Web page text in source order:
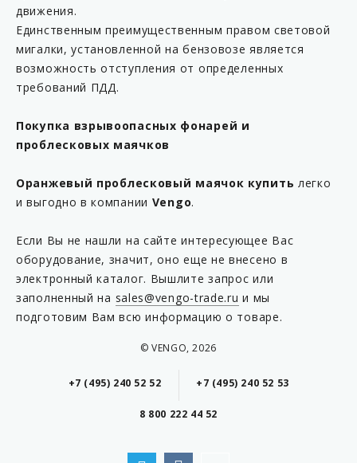
движения.
Единственным преимущественным правом световой
мигалки, установленной на бензовозе является
возможность отступления от определенных
требований ПДД.
Покупка взрывоопасных фонарей и
проблесковых маячков
Оранжевый проблесковый маячок купить легко
и выгодно в компании Vengo.
Если Вы не нашли на сайте интересующее Вас
оборудование, значит, оно еще не внесено в
электронный каталог. Вышлите запрос или
заполненный на sales@vengo-trade.ru и мы
подготовим Вам всю информацию о товаре.
© VENGO, 2026
+7 (495) 240 52 52 +7 (495) 240 52 53
8 800 222 44 52